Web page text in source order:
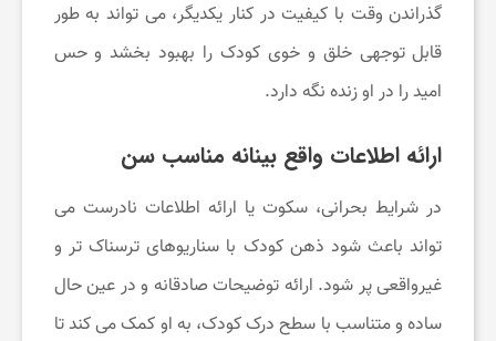
گذراندن وقت با کیفیت در کنار یکدیگر، می تواند به طور
قابل توجهی خلق و خوی کودک را بهبود بخشد و حس
امید را در او زنده نگه دارد.
ارائه اطلاعات واقع بینانه مناسب سن
در شرایط بحرانی، سکوت یا ارائه اطلاعات نادرست می
تواند باعث شود ذهن کودک با سناریوهای ترسناک تر و
غیرواقعی پر شود. ارائه توضیحات صادقانه و در عین حال
ساده و متناسب با سطح درک کودک، به او کمک می کند تا